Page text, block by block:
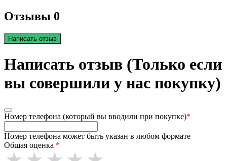
Отзывы 0
Написать отзыв
Написать отзыв (Только если
вы совершили у нас покупку)
Номер телефона (который вы вводили при покупке)*
Номер телефона может быть указан в любом формате
Общая оценка *